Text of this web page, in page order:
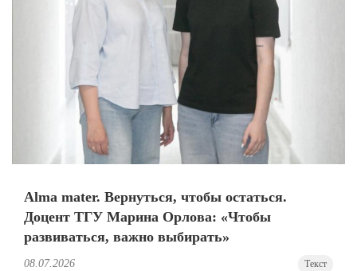
Alma mater. Вернуться, чтобы остаться.
Доцент ТГУ Марина Орлова: «Чтобы
развиваться, важно выбирать»
08.07.2026 Текст